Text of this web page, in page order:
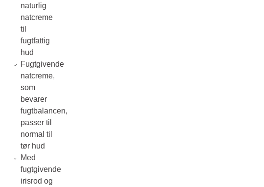
naturlig
natcreme
til
fugtfattig
hud
Fugtgivende
natcreme,
som
bevarer
fugtbalancen,
passer til
normal til
tør hud
Med
fugtgivende
irisrod og